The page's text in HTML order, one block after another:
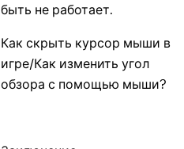
быть не работает.
Как скрыть курсор мыши в
игре/Как изменить угол
обзора с помощью мыши?